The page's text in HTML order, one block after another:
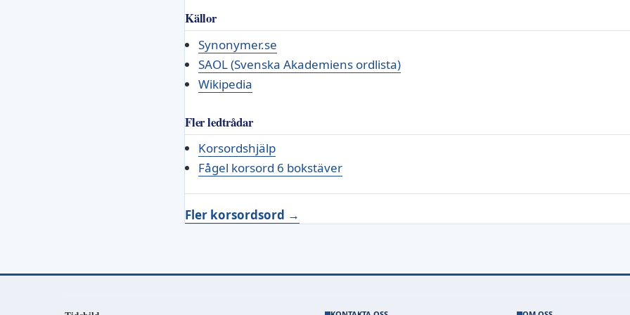
Källor
Synonymer.se
SAOL (Svenska Akademiens ordlista)
Wikipedia
Fler ledtrådar
Korsordshjälp
Fågel korsord 6 bokstäver
Fler korsordsord →